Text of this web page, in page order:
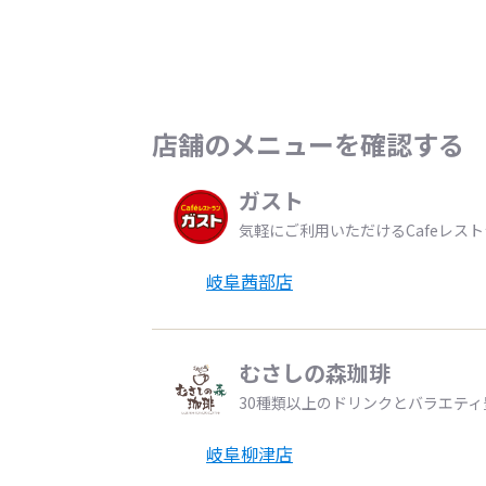
店舗のメニューを確認する
ガスト
気軽にご利用いただけるCafeレス
岐阜茜部店
むさしの森珈琲
30種類以上のドリンクとバラエテ
岐阜柳津店